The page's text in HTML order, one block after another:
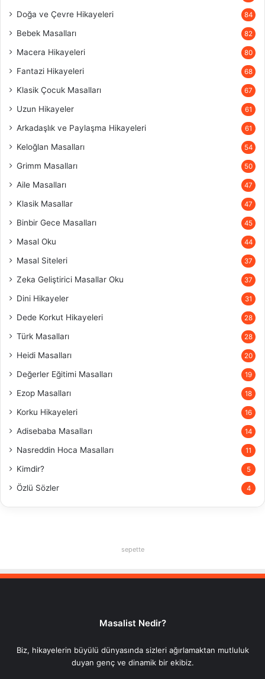
Doğa ve Çevre Hikayeleri 84
Bebek Masalları 82
Macera Hikayeleri 80
Fantazi Hikayeleri 68
Klasik Çocuk Masalları 67
Uzun Hikayeler 61
Arkadaşlık ve Paylaşma Hikayeleri 61
Keloğlan Masalları 54
Grimm Masalları 50
Aile Masalları 47
Klasik Masallar 47
Binbir Gece Masalları 45
Masal Oku 44
Masal Siteleri 37
Zeka Geliştirici Masallar Oku 37
Dini Hikayeler 31
Dede Korkut Hikayeleri 28
Türk Masalları 28
Heidi Masalları 20
Değerler Eğitimi Masalları 19
Ezop Masalları 18
Korku Hikayeleri 16
Adisebaba Masalları 14
Nasreddin Hoca Masalları 11
Kimdir? 5
Özlü Sözler 4
sepette
Masalist Nedir?
Biz, hikayelerin büyülü dünyasında sizleri ağırlamaktan mutluluk
duyan genç ve dinamik bir ekibiz.